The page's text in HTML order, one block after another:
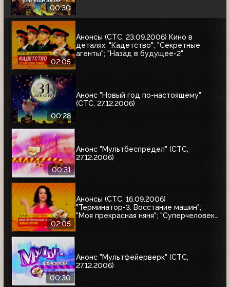
00:30
02:05
Анонсы (СТС, 23.09.2006) Кино в
деталях; "Кадетство"; "Секретные
агенты"; "Назад в будущее-2"
00:28
Анонс "Новый год по-настоящему"
(СТС, 27.12.2006)
00:31
Анонс "Мультбеспредел" (СТС,
27.12.2006)
02:05
Анонсы (СТС, 16.09.2006)
"Терминатор-3. Восстание машин";
"Моя прекрасная няня"; "Суперчеловек.
00:30
Анонс "Мультфейерверк" (СТС,
27.12.2006)